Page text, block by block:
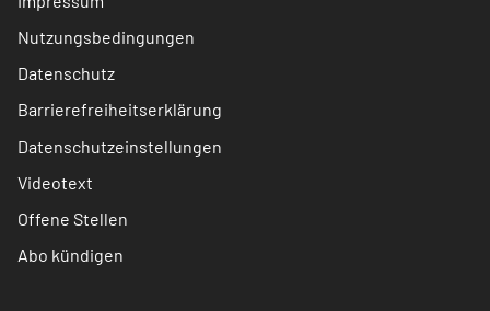
Nutzungsbedingungen
Datenschutz
Barrierefreiheitserklärung
Datenschutzeinstellungen
Videotext
Offene Stellen
Abo kündigen